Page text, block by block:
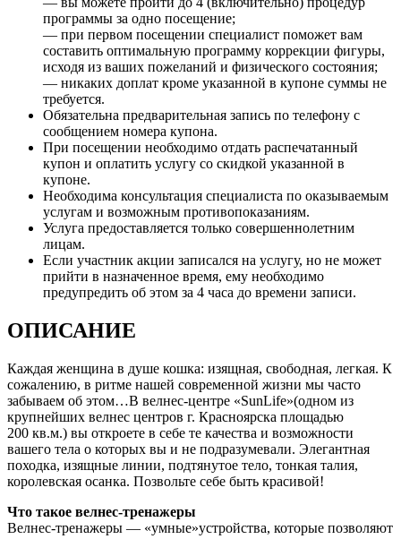
программы за одно посещение;
— при первом посещении специалист поможет вам
составить оптимальную программу коррекции фигуры,
исходя из ваших пожеланий и физического состояния;
— никаких доплат кроме указанной в купоне суммы не
требуется.
Обязательна предварительная запись по телефону с
сообщением номера купона.
При посещении необходимо отдать распечатанный
купон и оплатить услугу со скидкой указанной в
купоне.
Необходима консультация специалиста по оказываемым
услугам и возможным противопоказаниям.
Услуга предоставляется только совершеннолетним
лицам.
Если участник акции записался на услугу, но не может
прийти в назначенное время, ему необходимо
предупредить об этом за 4 часа до времени записи.
ОПИСАНИЕ
Каждая женщина в душе кошка: изящная, свободная, легкая. К
сожалению, в ритме нашей современной жизни мы часто
забываем об этом…В велнес-центре «SunLife»(одном из
крупнейших велнес центров г. Красноярска площадью
200 кв.м.) вы откроете в себе те качества и возможности
вашего тела о которых вы и не подразумевали. Элегантная
походка, изящные линии, подтянутое тело, тонкая талия,
королевская осанка. Позвольте себе быть красивой!
Что такое велнес-тренажеры
Велнес-тренажеры — «умные»устройства, которые позволяют